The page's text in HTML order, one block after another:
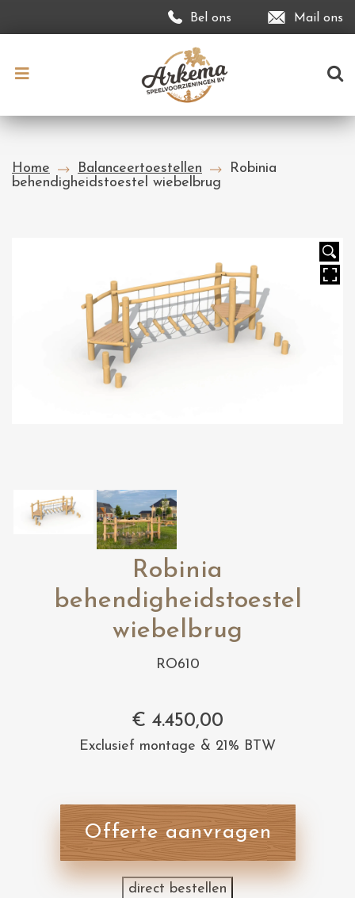
Bel ons Mail ons
Home Balanceertoestellen
Robinia
behendigheidstoestel wiebelbrug
Robinia
behendigheidstoestel
wiebelbrug
RO610
€ 4.450,00
Exclusief montage & 21% BTW
Offerte aanvragen
direct bestellen